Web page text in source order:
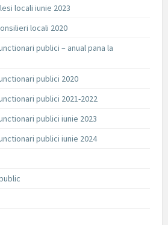
locali iunie 2023
locali 2020
publici – anual pana la
publici 2020
publici 2021-2022
publici iunie 2023
publici iunie 2024